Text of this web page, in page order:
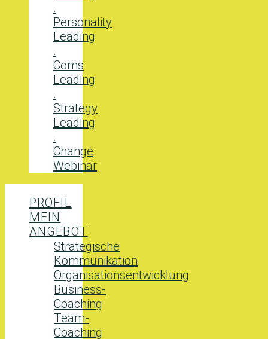
.
Personality
Leading
.
Coms
Leading
.
Strategy
Leading
.
Change
Webinar
PROFIL
MEIN
ANGEBOT
Strategische
Kommunikation
Organisationsentwicklung
Business-
Coaching
Team-
Coaching